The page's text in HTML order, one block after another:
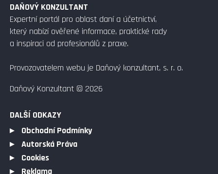
DAŇOVÝ KONZULTANT
Expertní portál pro oblast daní a účetnictví,
který nabízí ověřené informace, praktické rady
a inspiraci od profesionálů z praxe.
Provozovatelem webu je Daňový konzultant, s. r. o.
Daňový Konzultant © 2026
DALŠÍ ODKAZY
Obchodní Podmínky
Autorská Práva
Cookies
Reklama